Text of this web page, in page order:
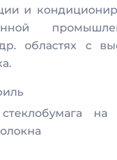
и
областях с
на